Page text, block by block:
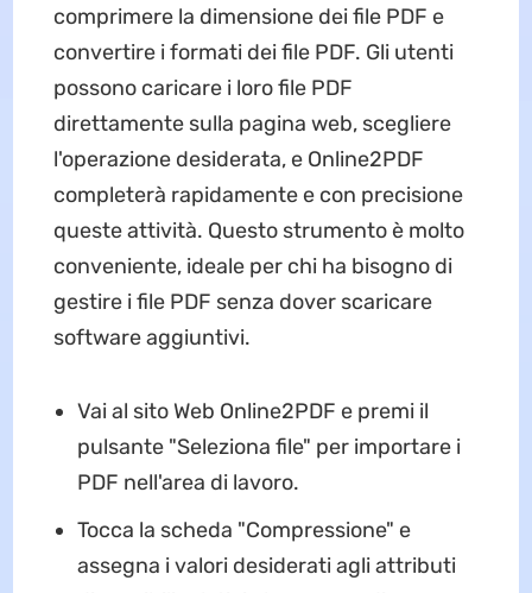
comprimere la dimensione dei file PDF e
convertire i formati dei file PDF. Gli utenti
possono caricare i loro file PDF
direttamente sulla pagina web, scegliere
l'operazione desiderata, e Online2PDF
completerà rapidamente e con precisione
queste attività. Questo strumento è molto
conveniente, ideale per chi ha bisogno di
gestire i file PDF senza dover scaricare
software aggiuntivi.
Vai al sito Web Online2PDF e premi il
pulsante "Seleziona file" per importare i
PDF nell'area di lavoro.
Tocca la scheda "Compressione" e
assegna i valori desiderati agli attributi